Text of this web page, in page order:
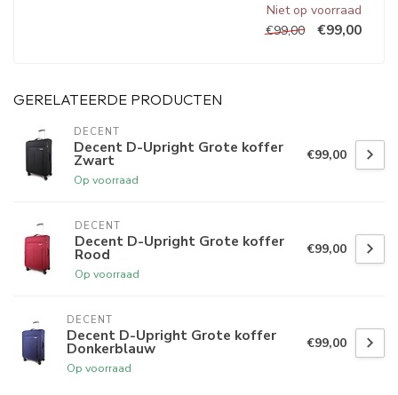
Niet op voorraad
€99,00
€99,00
GERELATEERDE PRODUCTEN
DECENT
Decent D-Upright Grote koffer
Zwart
Op voorraad
€99,00
DECENT
Decent D-Upright Grote koffer
Rood
Op voorraad
€99,00
DECENT
Decent D-Upright Grote koffer
Donkerblauw
Op voorraad
€99,00